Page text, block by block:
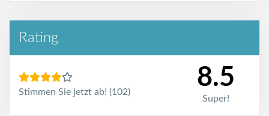
Rating
Stimmen Sie jetzt ab! (102)
8.5
Super!